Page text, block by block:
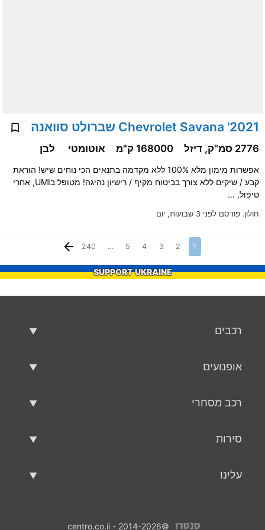
2021' Chevrolet Savana שברולט סוואנה
חולון.פורסם לפני 3 שבועות, יום
2776 סמ"ק, דיזל 168000 ק"מ אוטומטי לבן
אפשרות מימון מלא 100% ללא מקדמה בתנאים הכי נוחים שיש! הוראת
קבע / שיקים ללא צורך בביטוח מקיף / רישיון נהיגה! מטופל בUMI, אחרי
טיפול, …
1
2
3
4
5
…
240
SUPPORT UKRAINE
רכבים
אופנועים
רכב מסחרי
סירות
עלינו
©2014-2026 - centro.co.il